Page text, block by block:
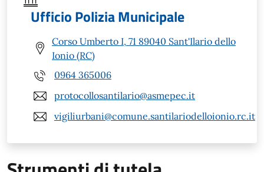
Ufficio Polizia Municipale
Corso Umberto I, 71 89040 Sant'Ilario dello
Ionio (RC)
0964 365006
protocollosantilario@asmepec.it
vigiliurbani@comune.santilariodelloionio.rc.it